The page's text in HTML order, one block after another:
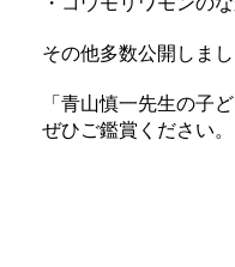
その他多数公開しまし
「青山慎一先生の子
ぜひご鑑賞ください。